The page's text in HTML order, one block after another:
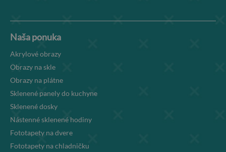
Naša ponuka
Akrylové obrazy
Obrazy na skle
Obrazy na plátne
Sklenené panely do kuchyne
Sklenené dosky
Nástenné sklenené hodiny
Fototapety na dvere
Fototapety na chladničku